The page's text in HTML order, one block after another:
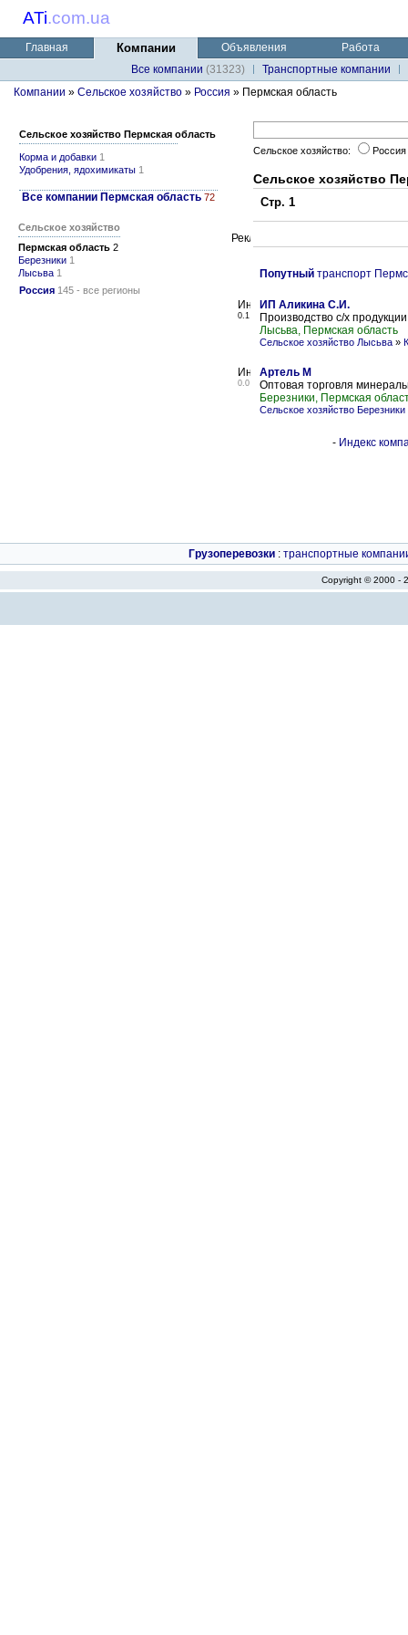
ATi.com.ua
Главная Компании Объявления
Работа
Все компании (31323)
Транспортные компании
Компании » Сельское хозяйство » Россия » Пермская область
Сельское хозяйство Пермская область
Корма и добавки 1
Удобрения, ядохимикаты 1
Все компании Пермская область 72
Сельское хозяйство
Пермская область 2
Березники 1
Лысьва 1
Россия 145 - все регионы
Сельское хозяйство: Россия
Сельское хозяйство
Стр. 1
Попутный транспорт
0.1
ИП Аликина С.И.
Производство с/х
Лысьва, Пермская область
Сельское хозяйство Лысьва »
0.0
Артель М
Оптовая торговля
Березники, Пермская
Сельское хозяйство Березники
- Индекс
Грузоперевозки : транспортные
Copyright © 2000 -